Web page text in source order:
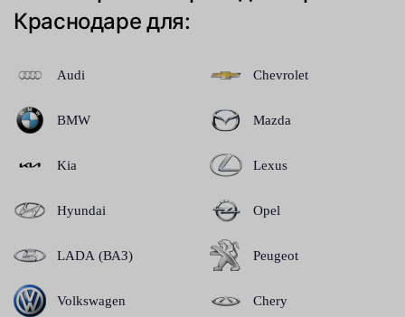
Краснодаре для:
Audi
BMW
Kia
Hyundai
LADA (ВАЗ)
Volkswagen
Chevrolet
Mazda
Lexus
Opel
Peugeot
Chery